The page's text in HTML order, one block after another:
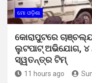
ମୋ ଓଡ଼ିଶା
କୋରାପୁଟରେ
ଲୁଟପାଟ୍ ଅଭିଯୋଗ,
ସ୍ୱତନ୍ତ୍ର ଟିମ୍
11 hours ago